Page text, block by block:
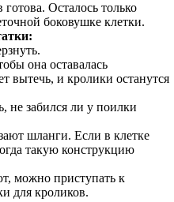
Осталось только
боковушке клетки.
она оставалась
вытечь, и кролики останутся
не забился ли у поилки
шланги. Если в клетке
такую конструкцию
можно приступать к
для кроликов.